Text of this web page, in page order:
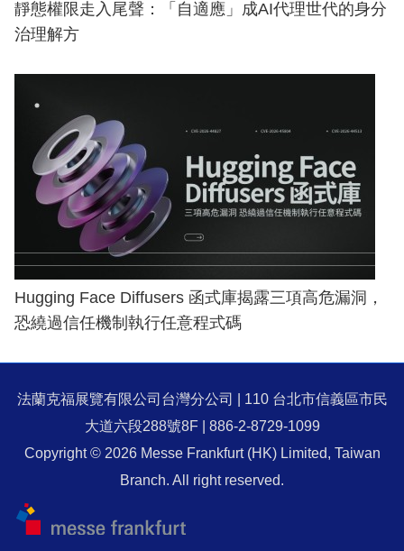
靜態權限走入尾聲：「自適應」成AI代理世代的身分
治理解方
Hugging Face Diffusers 函式庫揭露三項高危漏洞，
恐繞過信任機制執行任意程式碼
法蘭克福展覽有限公司台灣分公司 | 110 台北市信義區市民
大道六段288號8F | 886-2-8729-1099
Copyright © 2026 Messe Frankfurt (HK) Limited, Taiwan
Branch. All right reserved.